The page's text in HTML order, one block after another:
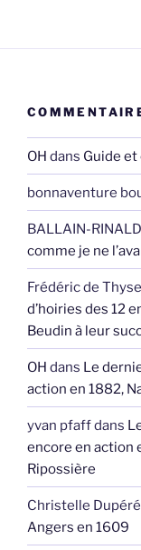
OH dans Guide
bonnaventure
BALLAIN-
comme je ne
Frédéric de
d’hoiries des 12
Beudin à leur
OH dans Le
action en 1882,
yvan pfaffdans
encore en action
Ripossière
Christelle Dupéré
Angers en 1609